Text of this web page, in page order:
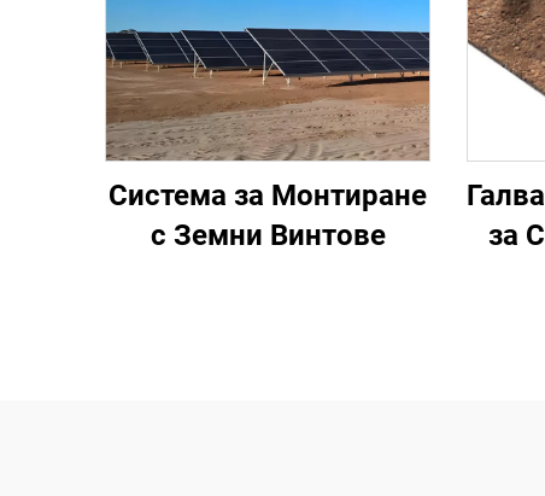
Система за Монтиране
с Земни Винтове
за